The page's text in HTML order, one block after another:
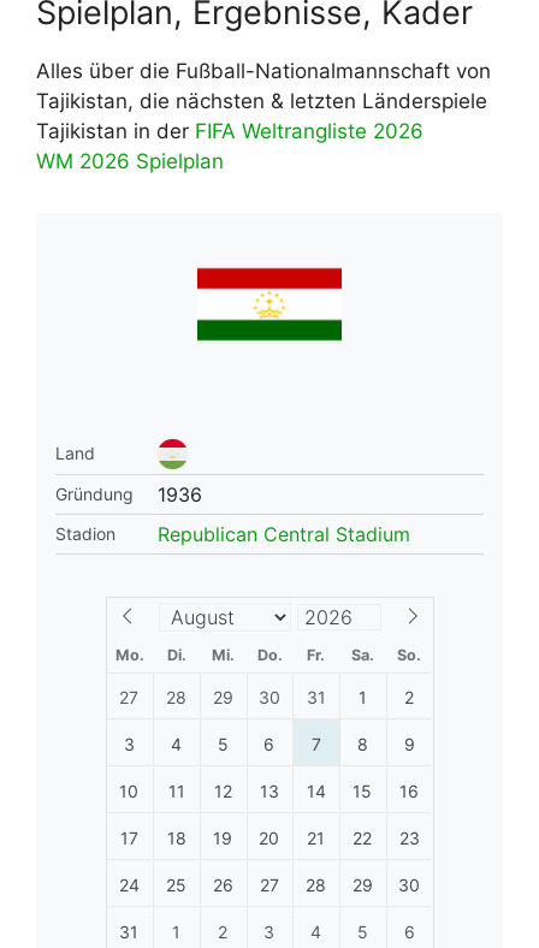
Spielplan, Ergebnisse, Kader
Alles über die Fußball-Nationalmannschaft von
Tajikistan, die nächsten & letzten Länderspiele
Tajikistan in der FIFA Weltrangliste 2026
WM 2026 Spielplan
Land
Gründung
1936
Stadion Republican Central Stadium
Mo. Di. Mi. Do. Fr. Sa. So.
27 28 29 30 31 1 2
3 4 5 6 7 8 9
10 11 12 13 14 15 16
17 18 19 20 21 22 23
24 25 26 27 28 29 30
31 1 2 3 4 5 6